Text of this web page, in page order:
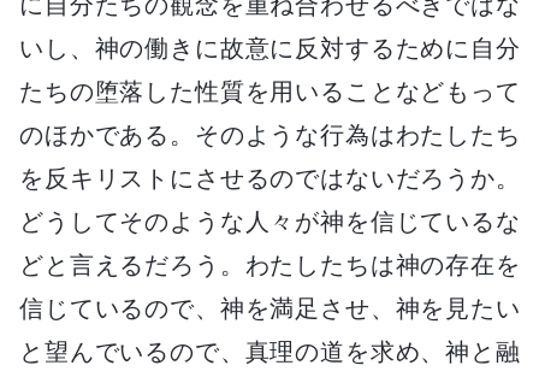
いし、神の働きに故意に反対するために自分
たちの堕落した性質を用いることなどもって
のほかである。そのような行為はわたしたち
を反キリストにさせるのではないだろうか。
どうしてそのような人々が神を信じているな
どと言えるだろう。わたしたちは神の存在を
信じているので、神を満足させ、神を見たい
と望んでいるので、真理の道を求め、神と融